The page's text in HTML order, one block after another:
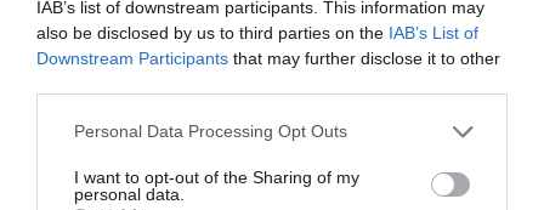
IAB’s list of downstream participants. This information may
also be disclosed by us to third parties on the IAB’s List of
Downstream Participants that may further disclose it to other
Personal Data Processing Opt Outs
I want to opt-out of the Sharing of my
personal data.